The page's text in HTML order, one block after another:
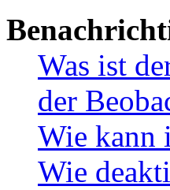
Was ist
der
Wie kann
Wie